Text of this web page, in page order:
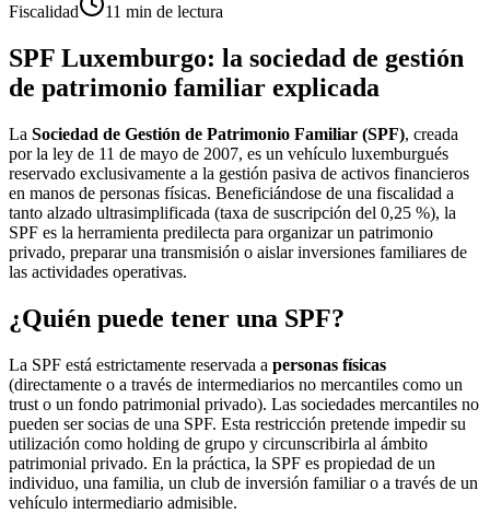
Fiscalidad 11 min de lectura
SPF Luxemburgo: la sociedad de gestión
de patrimonio familiar explicada
La Sociedad de Gestión de Patrimonio Familiar (SPF), creada
por la ley de 11 de mayo de 2007, es un vehículo luxemburgués
reservado exclusivamente a la gestión pasiva de activos financieros
en manos de personas físicas. Beneficiándose de una fiscalidad a
tanto alzado ultrasimplificada (taxa de suscripción del 0,25 %), la
SPF es la herramienta predilecta para organizar un patrimonio
privado, preparar una transmisión o aislar inversiones familiares de
las actividades operativas.
¿Quién puede tener una SPF?
La SPF está estrictamente reservada a personas físicas
(directamente o a través de intermediarios no mercantiles como un
trust o un fondo patrimonial privado). Las sociedades mercantiles no
pueden ser socias de una SPF. Esta restricción pretende impedir su
utilización como holding de grupo y circunscribirla al ámbito
patrimonial privado. En la práctica, la SPF es propiedad de un
individuo, una familia, un club de inversión familiar o a través de un
vehículo intermediario admisible.